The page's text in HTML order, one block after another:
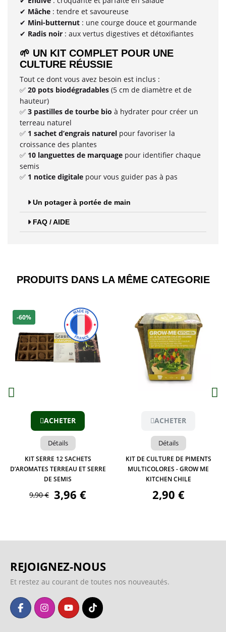
✔ Mâche : tendre et savoureuse
✔ Mini-butternut : une courge douce et gourmande
✔ Radis noir : aux vertus digestives et détoxifiantes
🌱 UN KIT COMPLET POUR UNE
CULTURE RÉUSSIE
Tout ce dont vous avez besoin est inclus :
✅ 20 pots biodégradables (5 cm de diamètre et de
hauteur)
✅ 3 pastilles de tourbe bio à hydrater pour créer un
terreau naturel
✅ 1 sachet d’engrais naturel pour favoriser la
croissance des plantes
✅ 10 languettes de marquage pour identifier chaque
semis
✅ 1 notice digitale pour vous guider pas à pas
Un potager à portée de main
FAQ / AIDE
PRODUITS DANS LA MÊME CATEGORIE​
-60%
ACHETER
Détails
KIT SERRE 12 SACHETS
D’AROMATES TERREAU ET SERRE
DE SEMIS
9,90 € 3,96 €
Aperçu
ACHETER
Détails
KIT DE CULTURE DE PIMENTS
MULTICOLORES - GROW ME
KITCHEN CHILE
2,90 €
REJOIGNEZ-NOUS
Et restez au courant de toutes nos nouveautés.